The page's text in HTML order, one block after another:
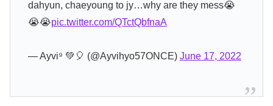
dahyun, chaeyoung to jy…why are they mess😭
😭😭pic.twitter.com/QTctQbfnaA
— Ayvi⁹ 💚🎈 (@Ayvihyo57ONCE) June 17, 2022